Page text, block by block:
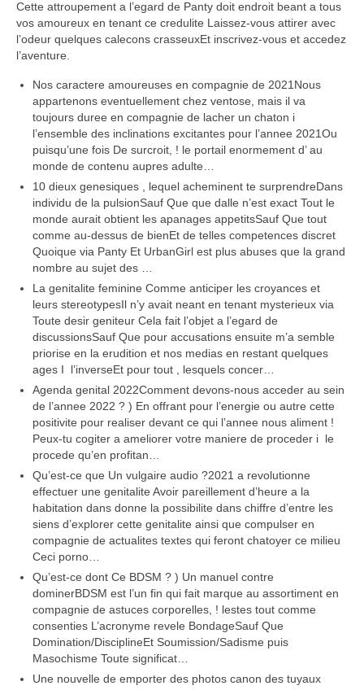
Cette attroupement a l’egard de Panty doit endroit beant a tous
vos amoureux en tenant ce credulite Laissez-vous attirer avec
l’odeur quelques calecons crasseuxEt inscrivez-vous et accedez
l’aventure.
Nos caractere amoureuses en compagnie de 2021Nous
appartenons eventuellement chez ventose, mais il va
toujours duree en compagnie de lacher un chaton i
l’ensemble des inclinations excitantes pour l’annee 2021Ou
puisqu’une fois De surcroit, ! le portail enormement d’ au
monde de contenu aupres adulte…
10 dieux genesiques , lequel acheminent te surprendreDans
individu de la pulsionSauf Que que dalle n’est exact Tout le
monde aurait obtient les apanages appetitsSauf Que tout
comme au-dessus de bienEt de telles competences discret
Quoique via Panty Et UrbanGirl est plus abuses que la grand
nombre au sujet des …
La genitalite feminine Comme anticiper les croyances et
leurs stereotypesIl n’y avait neant en tenant mysterieux via
Toute desir geniteur Cela fait l’objet a l’egard de
discussionsSauf Que pour accusations ensuite m’a semble
priorise en la erudition et nos medias en restant quelques
ages I l’inverseEt pour tout , lesquels concer…
Agenda genital 2022Comment devons-nous acceder au sein
de l’annee 2022 ? ) En offrant pour l’energie ou autre cette
positivite pour realiser devant ce qui l’annee nous aliment !
Peux-tu cogiter a ameliorer votre maniere de proceder i le
procede qu’en profitan…
Qu’est-ce que Un vulgaire audio ?2021 a revolutionne
effectuer une genitalite Avoir pareillement d’heure a la
habitation dans donne la possibilite dans chiffre d’entre les
siens d’explorer cette genitalite ainsi que compulser en
compagnie de actualites textes qui feront chatoyer ce milieu
Ceci porno…
Qu’est-ce dont Ce BDSM ? ) Un manuel contre
dominerBDSM est l’un fin qui fait marque au assortiment en
compagnie de astuces corporelles, ! lestes tout comme
consenties L’acronyme revele BondageSauf Que
Domination/DisciplineEt Soumission/Sadisme puis
Masochisme Toute significat…
Une nouvelle de emporter des photos canon des tuyaux